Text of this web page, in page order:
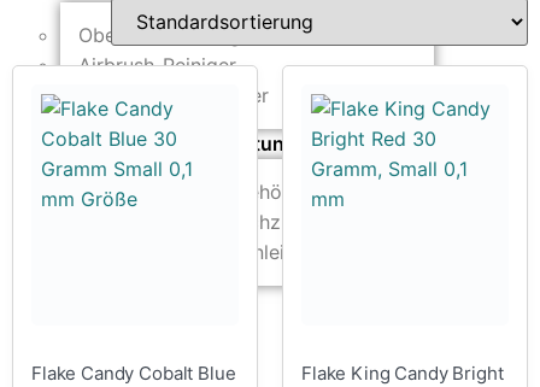
Oberflächenreiniger
Airbrush-Reiniger
Luftreinigung & Filter
Zubehör & Ausstattung
Arbeitsplatz & Zubehör
Leerbehälter & Mischzubehör
Spezialliteratur & Anleitungen
X
Flake Candy Cobalt Blue
Flake King Candy Bright